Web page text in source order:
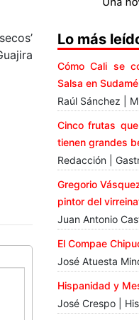
Lo más
Cómo Cali se
Salsa en
Raúl Sánchez |
Cinco frutas
tienen grandes
Redacción |
Gregorio
pintor del
Juan Antonio
El Compae
José Atuesta
Hispanidad y
José Crespo |